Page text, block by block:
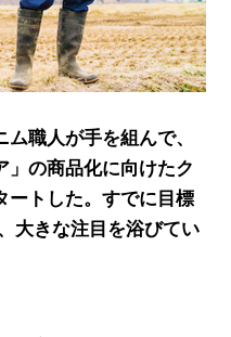
職人が手を組んで、
」の商品化に向けたク
ートした。すでに目標
大きな注目を浴びてい